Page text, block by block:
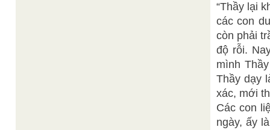
“Thầy lại
các con
còn phải
độ rỗi.
mình
Thầy dạy
xác, mới
Các con
ngày, ấy